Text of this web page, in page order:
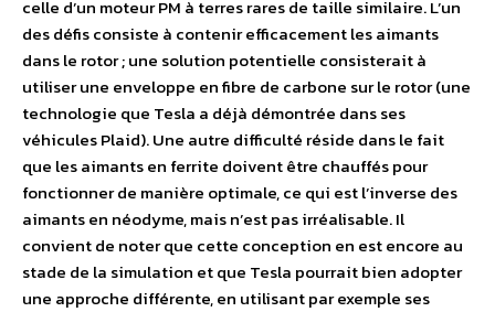
celle d’un moteur PM à terres rares de taille similaire. L’un
des défis consiste à contenir efficacement les aimants
dans le rotor ; une solution potentielle consisterait à
utiliser une enveloppe en fibre de carbone sur le rotor (une
technologie que Tesla a déjà démontrée dans ses
véhicules Plaid). Une autre difficulté réside dans le fait
que les aimants en ferrite doivent être chauffés pour
fonctionner de manière optimale, ce qui est l’inverse des
aimants en néodyme, mais n’est pas irréalisable. Il
convient de noter que cette conception en est encore au
stade de la simulation et que Tesla pourrait bien adopter
une approche différente, en utilisant par exemple ses